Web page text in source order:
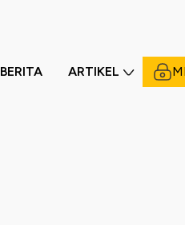
BERITA ARTIKEL